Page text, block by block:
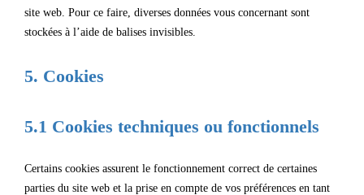
site web. Pour ce faire, diverses données vous concernant sont
stockées à l’aide de balises invisibles.
5. Cookies
5.1 Cookies techniques ou fonctionnels
Certains cookies assurent le fonctionnement correct de certaines
parties du site web et la prise en compte de vos préférences en tant